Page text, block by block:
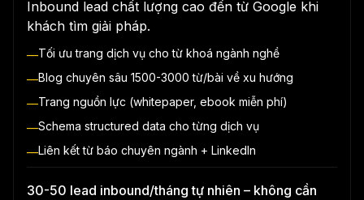
Inbound lead chất lượng cao đến từ Google khi
khách tìm giải pháp.
—Tối ưu trang dịch vụ cho từ khoá ngành nghề
—Blog chuyên sâu 1500-3000 từ/bài về xu hướng
—Trang nguồn lực (whitepaper, ebook miễn phí)
—Schema structured data cho từng dịch vụ
—Liên kết từ báo chuyên ngành + LinkedIn
30-50 lead inbound/tháng tự nhiên – không cần